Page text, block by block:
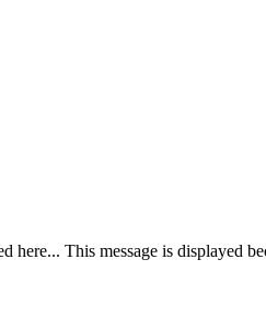
This message is displayed